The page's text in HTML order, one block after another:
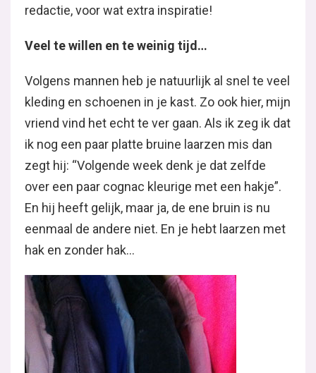
redactie, voor wat extra inspiratie!
Veel te willen en te weinig tijd…
Volgens mannen heb je natuurlijk al snel te veel
kleding en schoenen in je kast. Zo ook hier, mijn
vriend vind het echt te ver gaan. Als ik zeg ik dat
ik nog een paar platte bruine laarzen mis dan
zegt hij: “Volgende week denk je dat zelfde
over een paar cognac kleurige met een hakje”.
En hij heeft gelijk, maar ja, de ene bruin is nu
eenmaal de andere niet. En je hebt laarzen met
hak en zonder hak…